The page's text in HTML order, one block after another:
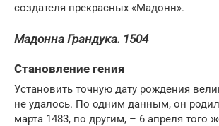
создателя прекрасных «Мадонн».
Мадонна Грандука. 1504
Становление гения
Установить точную дату рождения
не удалось. По одним данным, он
марта 1483, по другим, – 6 апреля того